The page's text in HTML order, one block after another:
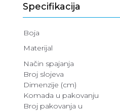
Specifikacija
Boja
Materijal
Način spajanja
Broj slojeva
Dimenzije (cm)
Komada u pakovanju
Broj pakovanja u